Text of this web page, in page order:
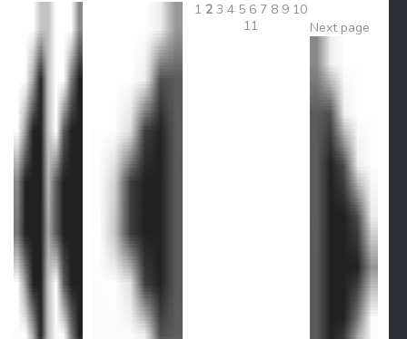
1 2 3 4 5 6 7 8 9 10
11
Next page